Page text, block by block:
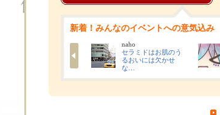
新着！みんなのイベントへの意気込み
naho
セラミドはお肌のう
るおいには欠かせ
な…